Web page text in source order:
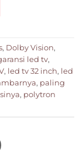
, Dolby Vision,
led tv,
, led tv 32 inch, led
, paling
, polytron